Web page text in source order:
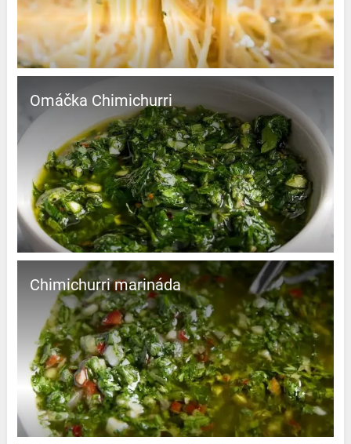
Omáčka Chimichurri
Chimichurri marináda